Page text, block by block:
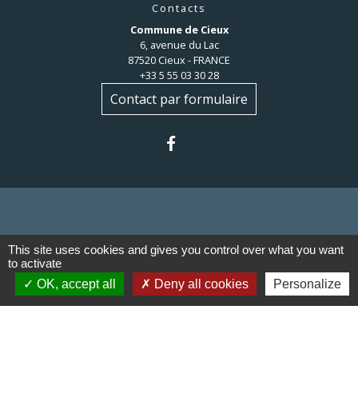
Contacts
Commune de Cieux
6, avenue du Lac
87520 Cieux - FRANCE
+33 5 55 03 30 28
Contact par formulaire
Liens
Communauté de communes du
Haut Limousin
This site uses cookies and gives you control over what you want
to activate
OK, accept all
Deny all cookies Personalize